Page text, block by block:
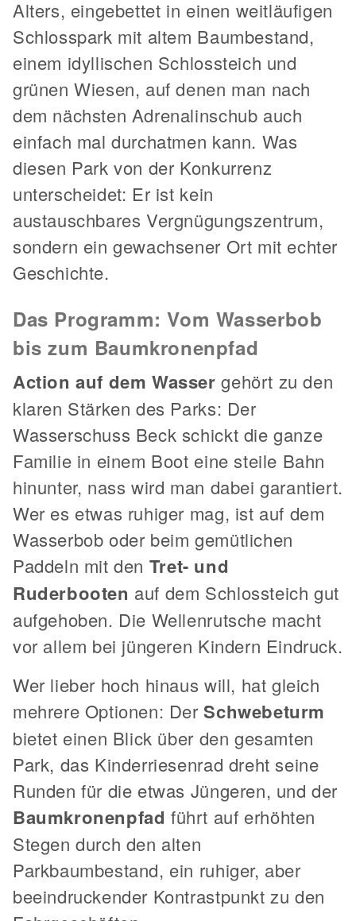
Alters, eingebettet in einen weitläufigen
Schlosspark mit altem Baumbestand,
einem idyllischen Schlossteich und
grünen Wiesen, auf denen man nach
dem nächsten Adrenalinschub auch
einfach mal durchatmen kann. Was
diesen Park von der Konkurrenz
unterscheidet: Er ist kein
austauschbares Vergnügungszentrum,
sondern ein gewachsener Ort mit echter
Geschichte.
Das Programm: Vom Wasserbob
bis zum Baumkronenpfad
Action auf dem Wasser gehört zu den
klaren Stärken des Parks: Der
Wasserschuss Beck schickt die ganze
Familie in einem Boot eine steile Bahn
hinunter, nass wird man dabei garantiert.
Wer es etwas ruhiger mag, ist auf dem
Wasserbob oder beim gemütlichen
Paddeln mit den Tret- und
Ruderbooten auf dem Schlossteich gut
aufgehoben. Die Wellenrutsche macht
vor allem bei jüngeren Kindern Eindruck.
Wer lieber hoch hinaus will, hat gleich
mehrere Optionen: Der Schwebeturm
bietet einen Blick über den gesamten
Park, das Kinderriesenrad dreht seine
Runden für die etwas Jüngeren, und der
Baumkronenpfad führt auf erhöhten
Stegen durch den alten
Parkbaumbestand, ein ruhiger, aber
beeindruckender Kontrastpunkt zu den